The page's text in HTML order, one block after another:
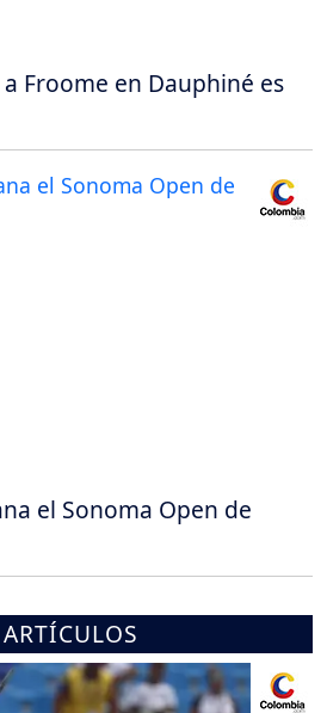
Froome en Dauphiné es
el Sonoma Open de